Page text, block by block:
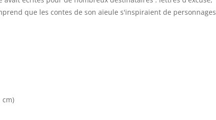
que les contes de son aïeule s'inspiraient de personnages
cm)